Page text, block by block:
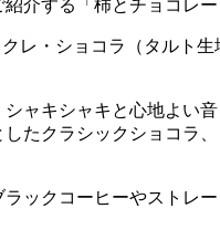
する「柿とチョコレ
・ショコラ（タルト
ャキシャキと心地よい
クラシックショコラ
ックコーヒーやストレ